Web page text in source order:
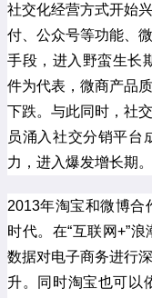
社交化经营方式开始
付、公众号等功能、
手段，进入野蛮生长
件为代表，微商产品
下跌。与此同时，社
员涌入社交分销平台
力，进入爆发增长期。
2013年淘宝和微博合
时代。在“互联网+”
数据对电子商务进行
升。同时淘宝也可以